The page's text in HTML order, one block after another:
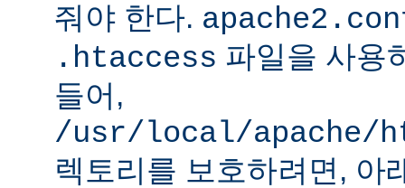
줘야 한다.
.htaccess 파일을 사용
들어,
/usr/local/apache/
렉토리를 보호하려면, 아